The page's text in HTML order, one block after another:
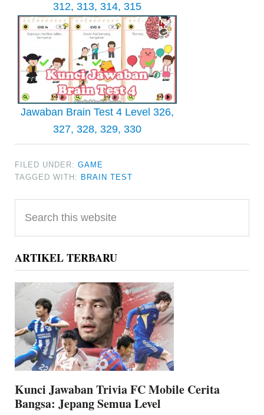
312, 313, 314, 315
Jawaban Brain Test 4 Level 326,
327, 328, 329, 330
FILED UNDER:GAME
TAGGED WITH: BRAIN TEST
Primary
Sidebar
this
website
ARTIKEL TERBARU
Kunci Jawaban Trivia FC Mobile Cerita
Bangsa: Jepang Semua Level